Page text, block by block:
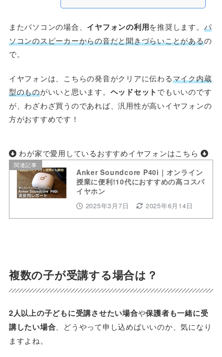
またパソコンの場合、 イヤフォンの利用を推奨します。 パ
ソコンのスピーカーからの音だと聞きづらいことがあるの
で。
イヤフォンは、こちらの発音がクリアに伝わるマイク内蔵
型のものがいいと思います。 ヘッドセット でもいいのです
が、わざわざ買うのであれば、汎用性が高いイヤフォンの
方がおすすめです！
わが家で愛用しているおすすめイヤフォンはこちら
関連記事
Anker Soundcore P40i｜オンライン
授業に便利!10代におすすめの高コスパ
イヤホン
2025年3月7日 2025年6月14日
複数の子が受講する場合は？
2人以上の子どもに受講させたい場合や保護者も一緒に受
講したい場合 、どうやって申し込めばいいのか、気になり
ますよね。